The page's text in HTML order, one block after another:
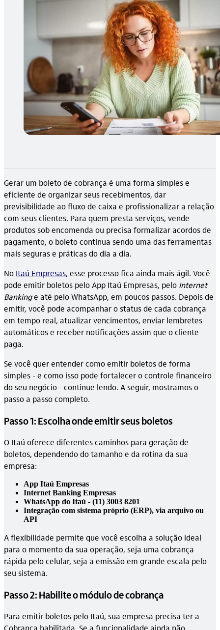
Gerar um boleto de cobrança é uma forma simples e
eficiente de organizar seus recebimentos, dar
previsibilidade ao fluxo de caixa e profissionalizar a relação
com seus clientes. Para quem presta serviços, vende
produtos sob encomenda ou precisa formalizar acordos de
pagamento, o boleto continua sendo uma das ferramentas
mais seguras e práticas do dia a dia.
No Itaú Empresas, esse processo fica ainda mais ágil. Você
pode emitir boletos pelo App Itaú Empresas, pelo Internet
Bankinge até pelo WhatsApp, em poucos passos. Depois de
emitir, você pode acompanhar o status de cada cobrança
em tempo real, atualizar vencimentos, enviar lembretes
automáticos e receber notificações assim que o cliente
paga.
Se você quer entender como emitir boletos de forma
simples - e como isso pode fortalecer o controle financeiro
do seu negócio - continue lendo. A seguir, mostramos o
passo a passo completo.
Passo 1: Escolha onde emitir seus boletos
O Itaú oferece diferentes caminhos para geração de
boletos, dependendo do tamanho e da rotina da sua
empresa:
App Itaú Empresas
Internet Banking Empresas
WhatsApp do Itaú - (11) 3003 8201
Integração com sistema próprio (ERP), via arquivo ou
API
A flexibilidade permite que você escolha a solução ideal
para o momento da sua operação, seja uma cobrança
rápida pelo celular, seja a emissão em grande escala pelo
seu sistema.
Passo 2: Habilite o módulo de cobrança
Para emitir boletos pelo Itaú, sua empresa precisa ter a